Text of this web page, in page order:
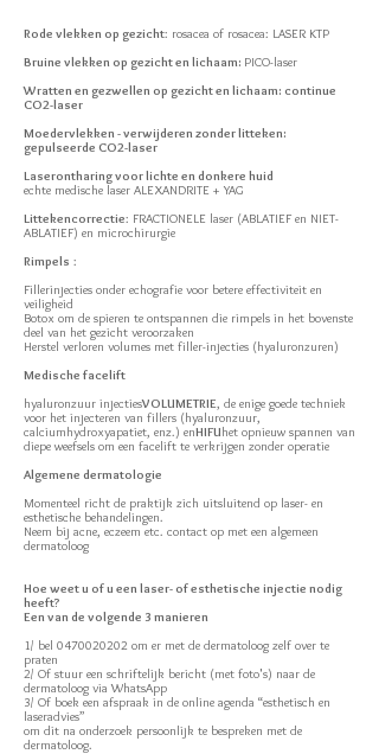
Rode vlekken op gezicht: rosacea of rosacea: LASER KTP
Bruine vlekken op gezicht en lichaam: PICO-laser
Wratten en gezwellen op gezicht en lichaam: continue
CO2-laser
Moedervlekken - verwijderen zonder litteken:
gepulseerde CO2-laser
Laserontharing voor lichte en donkere huid
echte medische laser ALEXANDRITE + YAG
Littekencorrectie: FRACTIONELE laser (ABLATIEF en NIET-
ABLATIEF) en microchirurgie
Rimpels :
Fillerinjecties onder echografie voor betere effectiviteit en
veiligheid
Botox om de spieren te ontspannen die rimpels in het bovenste
deel van het gezicht veroorzaken
Herstel verloren volumes met filler-injecties (hyaluronzuren)
Medische facelift
hyaluronzuur injectiesVOLUMETRIE, de enige goede techniek
voor het injecteren van fillers (hyaluronzuur,
calciumhydroxyapatiet, enz.) enHIFUhet opnieuw spannen van
diepe weefsels om een facelift te verkrijgen zonder operatie
Algemene dermatologie
Momenteel richt de praktijk zich uitsluitend op laser- en
esthetische behandelingen.
Neem bij acne, eczeem etc. contact op met een algemeen
dermatoloog
Hoe weet u of u een laser- of esthetische injectie nodig
heeft?
Een van de volgende 3 manieren
1/ bel 0470020202 om er met de dermatoloog zelf over te
praten
2/ Of stuur een schriftelijk bericht (met foto's) naar de
dermatoloog via WhatsApp
3/ Of boek een afspraak in de online agenda “esthetisch en
laseradvies”
om dit na onderzoek persoonlijk te bespreken met de
dermatoloog.